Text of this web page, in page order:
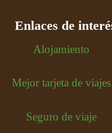
Enlaces de
Alojamiento
Mejor tarjeta de viajes
Seguro de viaje